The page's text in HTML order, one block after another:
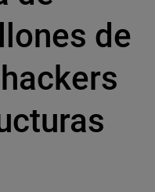
de